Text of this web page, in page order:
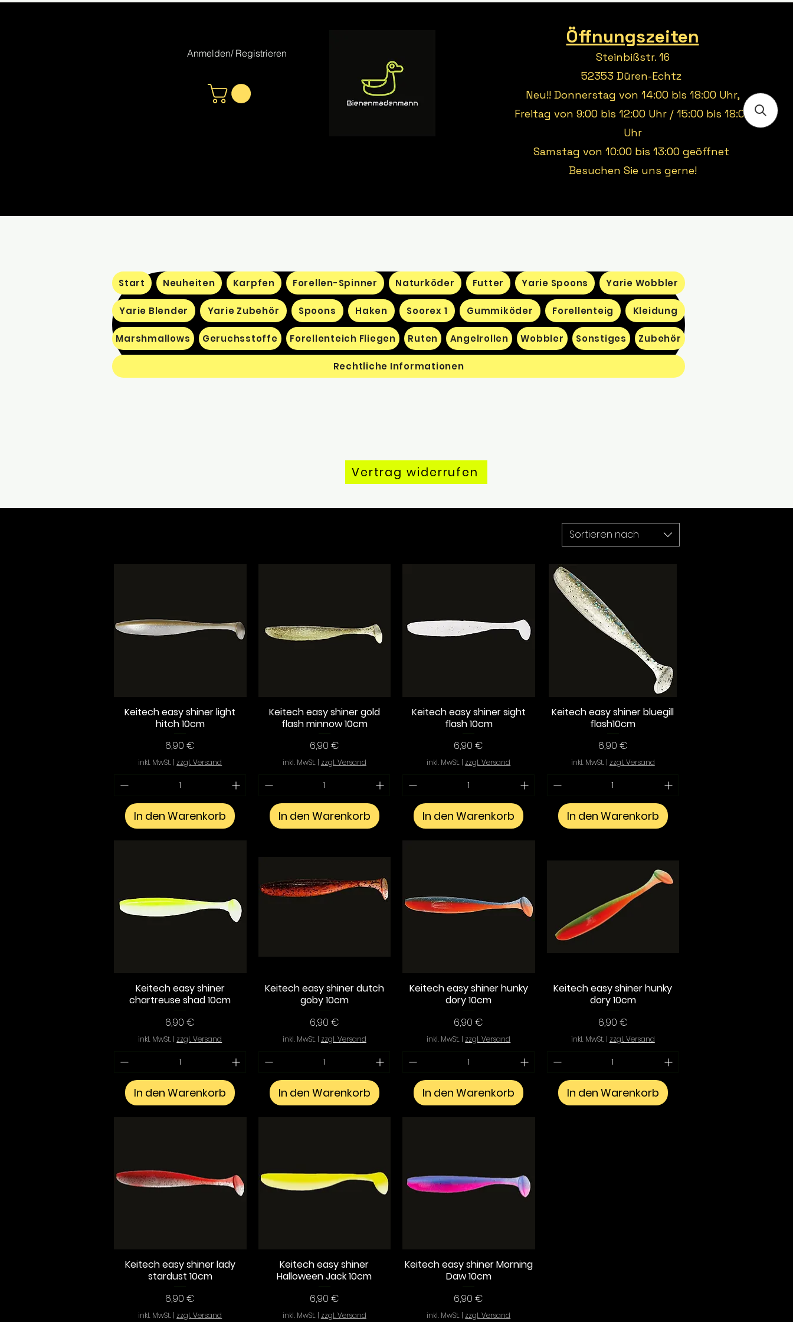
Anmelden/ Registrieren
Öffnungszeiten
Steinbißstr. 16
52353 Düren-Echtz
Neu!! Donnerstag von 14:00 bis 18:00 Uhr,
Freitag von 9:00 bis 12:00 Uhr / 15:00 bis 18:00
Uhr
Samstag von 10:00 bis 13:00 geöffnet
Besuchen Sie uns gerne!
Start Neuheiten Karpfen Forellen-Spinner Naturköder Futter Yarie Spoons Yarie Wobbler
Yarie Blender Yarie Zubehör Spoons Haken Soorex 1 Gummiköder Forellenteig Kleidung
Marshmallows Geruchsstoffe Forellenteich Fliegen Ruten Angelrollen Wobbler Sonstiges Zubehör
Rechtliche Informationen
Vertrag widerrufen
Sortieren nach
Schnellansicht
Keitech easy shiner light
hitch 10cm
Preis
6,90 €
inkl. MwSt. | zzgl. Versand
In den Warenkorb
Schnellansicht
Keitech easy shiner gold
flash minnow 10cm
Preis
6,90 €
inkl. MwSt.| zzgl. Versand
In den Warenkorb
Schnellansicht
Keitech easy shiner sight
flash 10cm
Preis
6,90 €
inkl. MwSt. | zzgl. Versand
In den Warenkorb
Schnellansicht
Keitech easy shiner bluegill
flash10cm
Preis
6,90 €
inkl. MwSt.| zzgl. Versand
In den Warenkorb
Schnellansicht
Keitech easy shiner
chartreuse shad 10cm
Preis
6,90 €
inkl. MwSt. | zzgl. Versand
In den Warenkorb
Schnellansicht
Keitech easy shiner dutch
goby 10cm
Preis
6,90 €
inkl. MwSt.| zzgl. Versand
In den Warenkorb
Schnellansicht
Keitech easy shiner hunky
dory 10cm
Preis
6,90 €
inkl. MwSt. | zzgl. Versand
In den Warenkorb
Schnellansicht
Keitech easy shiner hunky
dory 10cm
Preis
6,90 €
inkl. MwSt.| zzgl. Versand
In den Warenkorb
Schnellansicht
Keitech easy shiner lady
stardust 10cm
Preis
6,90 €
inkl. MwSt. | zzgl. Versand
Schnellansicht
Keitech easy shiner
Halloween Jack 10cm
Preis
6,90 €
inkl. MwSt.| zzgl. Versand
Schnellansicht
Keitech easy shiner Morning
Daw 10cm
Preis
6,90 €
inkl. MwSt. | zzgl. Versand